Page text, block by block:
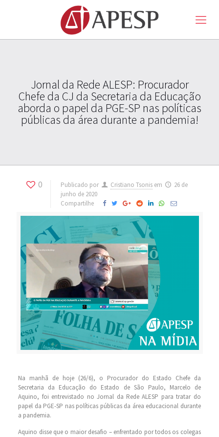
Jornal da Rede ALESP: Procurador
Chefe da CJ da Secretaria da Educação
aborda o papel da PGE-SP nas políticas
públicas da área durante a pandemia!
0 Publicado por Cristiano Tsonis em
26 de
junho de 2020
Compartilhe
Na manhã de hoje (26/6), o Procurador do Estado Chefe da
Secretaria da Educação do Estado de São Paulo, Marcelo de
Aquino, foi entrevistado no Jornal da Rede ALESP para tratar do
papel da PGE-SP nas políticas públicas da área educacional durante
a pandemia.
Aquino disse que o maior desafio – enfrentado por todos os colegas